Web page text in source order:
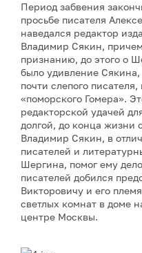
Период забвения
просьбе писателя
наведался редактор
Владимир Сякин,
признанию, до этого о
было удивление Сякина,
почти слепого
«поморского Гомера».
редакторской удачей
долгой, до конца жизни
Владимир Сякин, в
писателей и
Шергина, помог ему
писателей добился
Викторовичу и его
светлых комнат в доме
центре Москвы.